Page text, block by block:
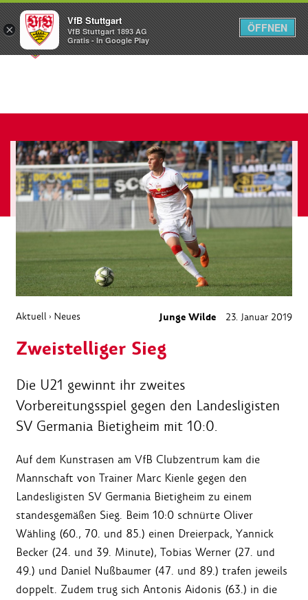
Menü
Aktuell › Neues Junge Wilde 23. Januar 2019
Zweistelliger Sieg
Die U21 gewinnt ihr zweites
Vorbereitungsspiel gegen den Landesligisten
SV Germania Bietigheim mit 10:0.
Auf dem Kunstrasen am VfB Clubzentrum kam die
Mannschaft von Trainer Marc Kienle gegen den
Landesligisten SV Germania Bietigheim zu einem
standesgemäßen Sieg. Beim 10:0 schnürte Oliver
Wähling (60., 70. und 85.) einen Dreierpack, Yannick
Becker (24. und 39. Minute), Tobias Werner (27. und
49.) und Daniel Nußbaumer (47. und 89.) trafen jeweils
doppelt. Zudem trug sich Antonis Aidonis (63.) in die
×
VfB Stuttgart
VfB Stuttgart 1893 AG
Gratis - In Google Play
ÖFFNEN